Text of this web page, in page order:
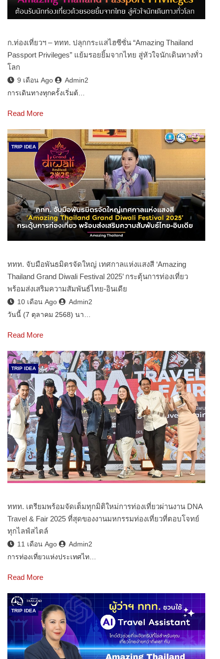
ก.ท่องเที่ยวฯ – ททท. ปลุกกระแสไฮซีซั่น “Amazing Thailand
Passport Privileges” แย้มรอยยิ้มจากไทย สู่หัวใจนักเดินทางทั่ว
โลก
9 เดือน Ago
Admin2
การเดินทางทุกครั้งเริ่มต้…
Read More
TRIP IDEA
ททท. จับมือพันธมิตรจัดใหญ่ เทศกาลแห่งแสงสี ‘Amazing
Thailand Grand Diwali Festival 2025’ กระตุ้นการท่องเที่ยว
พร้อมส่งเสริมความสัมพันธ์ไทย-อินเดีย
10 เดือน Ago
Admin2
วันนี้ (7 ตุลาคม 2568) นา…
Read More
TRIP IDEA
ททท. เตรียมพร้อมจัดเต็มทุกมิติใหม่การท่องเที่ยวผ่านงาน DNA
Travel & Fair 2025 ที่สุดของงานมหกรรมท่องเที่ยวที่ตอบโจทย์
ทุกไลฟ์สไตล์
11 เดือน Ago
Admin2
การท่องเที่ยวแห่งประเทศไท…
Read More
TRIP IDEA